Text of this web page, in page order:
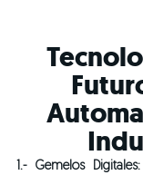
1.- Gemelos Digitales: